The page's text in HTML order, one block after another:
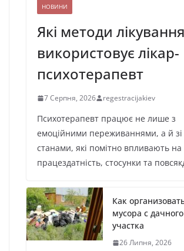
НОВИНИ
Які методи лікування
використовує лікар-
психотерапевт
7 Серпня, 2026 regestracijakiev
Психотерапевт працює не лише з
емоційними переживаннями, а й зі
станами, які помітно впливають на
працездатність, стосунки та
Как
мусора с дачного
участка
26 Липня, 2026